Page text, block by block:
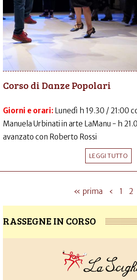
Corso di Danze Popolari
Giorni e orari: Lunedì h 19.30 / 21:00
Manuela Urbinati in arte LaManu - h
avanzato con Roberto Rossi
LEGGI TUTTO
« prima ‹ 1 2
RASSEGNE IN CORSO